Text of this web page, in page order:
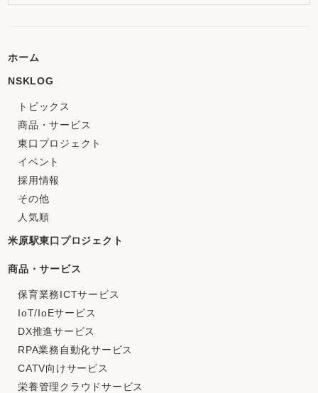
ホーム
NSKLOG
トピックス
商品・サービス
東口プロジェクト
イベント
採用情報
その他
人気順
米原駅東口プロジェクト
商品・サービス
保育業務ICTサービス
IoT/IoEサービス
DX推進サービス
RPA業務自動化サービス
CATV向けサービス
栄養管理クラウドサービス